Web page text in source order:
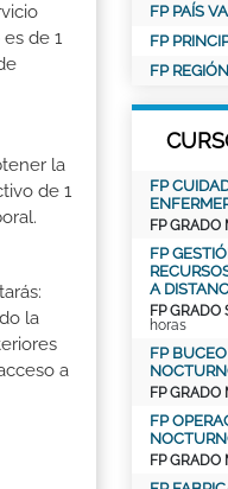
de 1
la
de 1
la
a
FP PAÍS
FP
FP
FP
FP GRADO
FP
A
FP GRADO
horas
FP
FP GRADO
FP
FP GRADO